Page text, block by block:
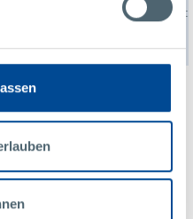
osobnosti.
můžete
místo
rychle